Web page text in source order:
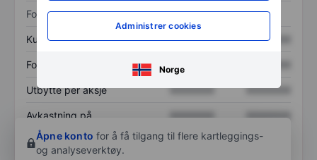
Administrer cookies
Norge
Forholdstall
Kurs/salg XXXXXXX XXXXXXX
Fortjeneste per aksje
Utbytte per aksje XXXXXXX XXXXXXX
Avkastning på
egenkapital
XXXXXXX
XXXXXXX
Åpne konto for å få tilgang til flere kartleggings-
og analyseverktøy.